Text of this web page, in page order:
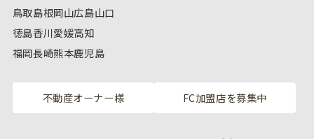
鳥取島根岡山広島山口
徳島香川愛媛高知
福岡長崎熊本鹿児島
不動産オーナー様 FC加盟店を募集中